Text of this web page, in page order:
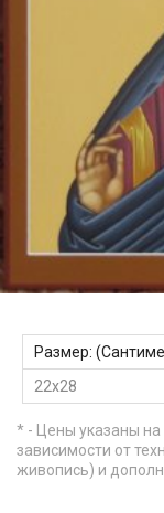
Размер:
22х28
* - Цены указаны на
зависимости от
живопись) и